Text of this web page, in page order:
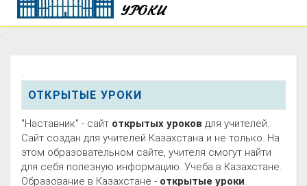
.
.
ОТКРЫТЫЕ УРОКИ
"Наставник" - сайт открытых уроков для учителей.
Сайт создан для учителей Казахстана и не только. На
этом образовательном сайте, учителя смогут найти
для себя полезную информацию. Учеба в Казахстане.
Образование в Казахстане - открытые уроки.